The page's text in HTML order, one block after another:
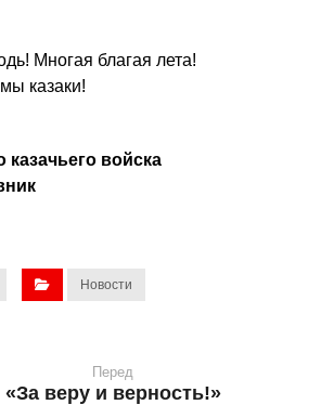
Многая благая лета!
казаки!
войска
Новости
Перед
«За веру и верность!»